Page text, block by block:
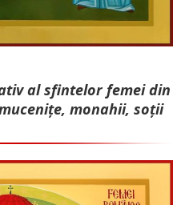
al sfintelor femei din
monahii, soții